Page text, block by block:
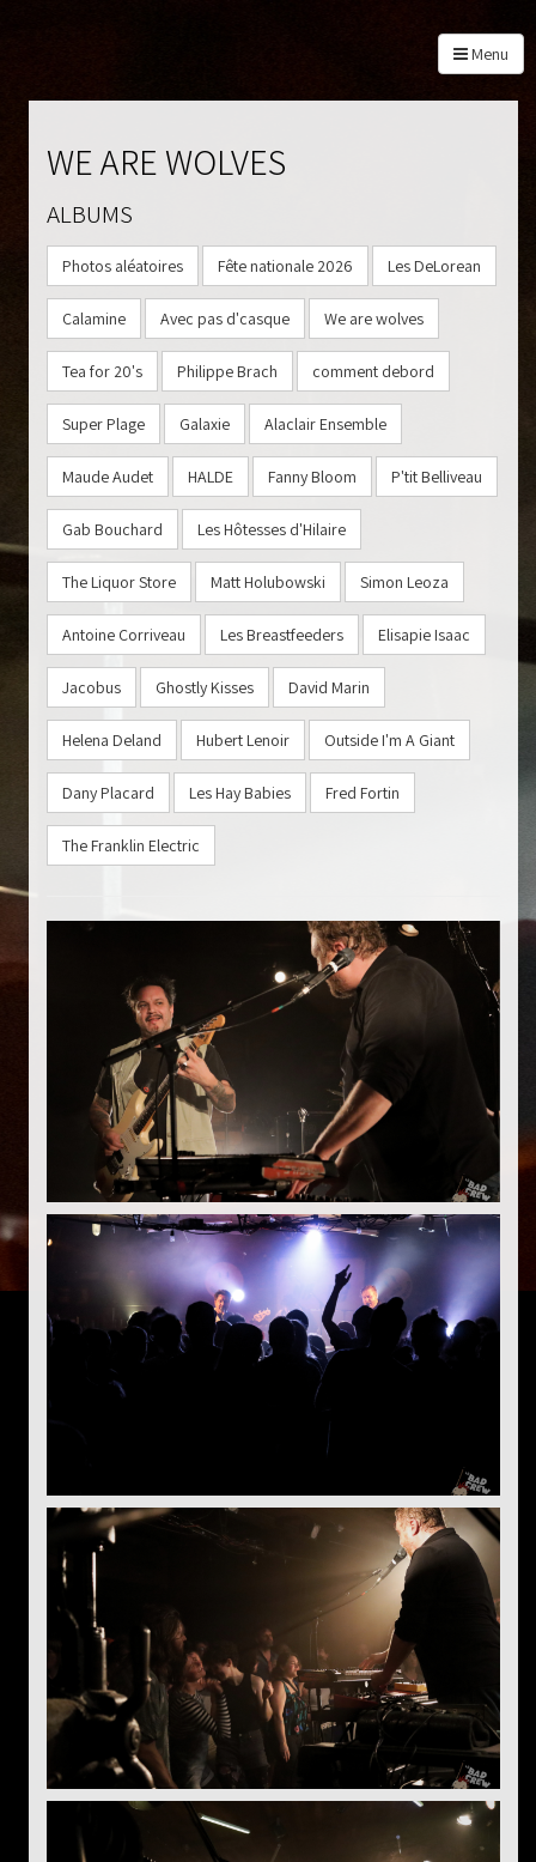
Menu
À PROPOS
PROGRAMMATION
BILLETS
PHOTOS
PARTENAIRES
CONTACT
WE ARE WOLVES
ALBUMS
Photos aléatoires Fête nationale 2026 Les DeLorean
Calamine Avec pas d'casque We are wolves
Tea for 20's Philippe Brach comment debord
Super Plage Galaxie Alaclair Ensemble
Maude Audet HALDE Fanny Bloom P'tit Belliveau
Gab Bouchard Les Hôtesses d'Hilaire
The Liquor Store Matt Holubowski Simon Leoza
Antoine Corriveau Les Breastfeeders Elisapie Isaac
Jacobus Ghostly Kisses David Marin
Helena Deland Hubert Lenoir Outside I'm A Giant
Dany Placard Les Hay Babies Fred Fortin
The Franklin Electric